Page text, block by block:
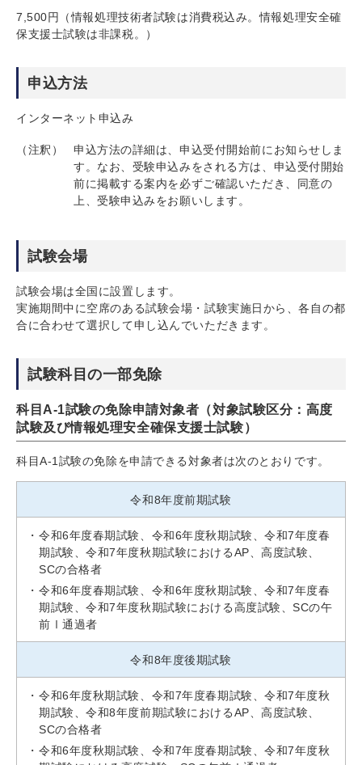
7,500円（情報処理技術者試験は消費税込み。情報処理安全確
保支援士試験は非課税。）
申込方法
インターネット申込み
（注釈）
申込方法の詳細は、申込受付開始前にお知らせしま
す。なお、受験申込みをされる方は、申込受付開始
前に掲載する案内を必ずご確認いただき、同意の
上、受験申込みをお願いします。
試験会場
試験会場は全国に設置します。
実施期間中に空席のある試験会場・試験実施日から、各自の都
合に合わせて選択して申し込んでいただきます。
試験科目の一部免除
科目A-1試験の免除申請対象者（対象試験区分：高度
試験及び情報処理安全確保支援士試験）
科目A-1試験の免除を申請できる対象者は次のとおりです。
令和8年度前期試験
令和6年度春期試験、令和6年度秋期試験、令和7年度春
期試験、令和7年度秋期試験におけるAP、高度試験、
SCの合格者
令和6年度春期試験、令和6年度秋期試験、令和7年度春
期試験、令和7年度秋期試験における高度試験、SCの午
前Ⅰ通過者
令和8年度後期試験
令和6年度秋期試験、令和7年度春期試験、令和7年度秋
期試験、令和8年度前期試験におけるAP、高度試験、
SCの合格者
令和6年度秋期試験、令和7年度春期試験、令和7年度秋